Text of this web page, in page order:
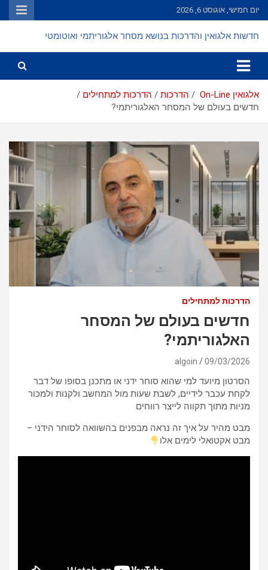
Skip
to
יום חמישי, אוגוסט 6, 2026
חדשות אלגואין והדרכות בנושא מסחר אלגוריתמי ואוטומטי
אלגואין On-Line הדרכות
הדרכות למתחילים
חדשים בעולם של המסחר האלגוריתמי?
הדרכות למתחילים
חדשים בעולם של המסחר
האלגוריתמי?
09/03/2026
algoin
הסרטון מיועד למי שהוא סוחר ידני או מתכנן בסופו של דבר
לקחת עכבר לידיים, לשבת שעות מול המחשב ולקנות ולמכור
מניות מתוך תקווה לייצר רווחים
מבט מהיר על איך זה נראה מבפנים בהשוואה לסוחר הידני –
מבט אקטואלי לימים אלו